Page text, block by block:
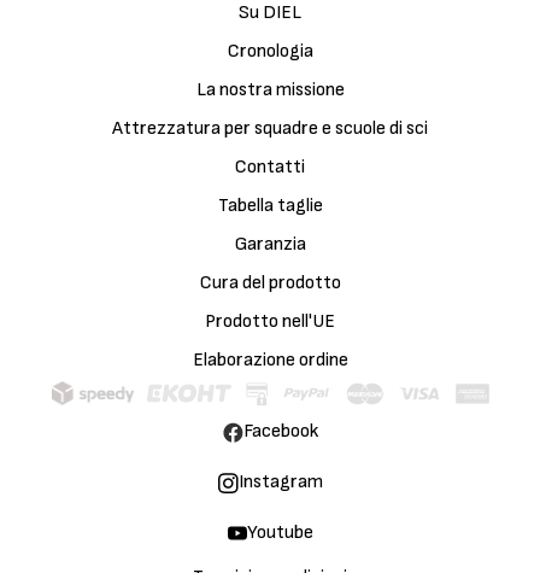
Su DIEL
Cronologia
La nostra missione
Attrezzatura per squadre e scuole di sci
Contatti
Tabella taglie
Garanzia
Cura del prodotto
Prodotto nell'UE
Elaborazione ordine
Facebook
Instagram
Youtube